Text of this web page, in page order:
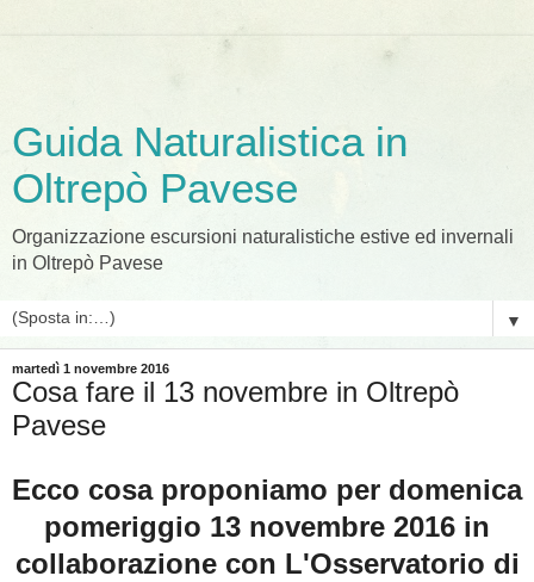
Guida Naturalistica in
Oltrepò Pavese
Organizzazione escursioni naturalistiche estive ed invernali
in Oltrepò Pavese
▼
martedì 1 novembre 2016
Cosa fare il 13 novembre in Oltrepò
Pavese
Ecco cosa proponiamo per domenica
pomeriggio 13 novembre 2016 in
collaborazione con L'Osservatorio di